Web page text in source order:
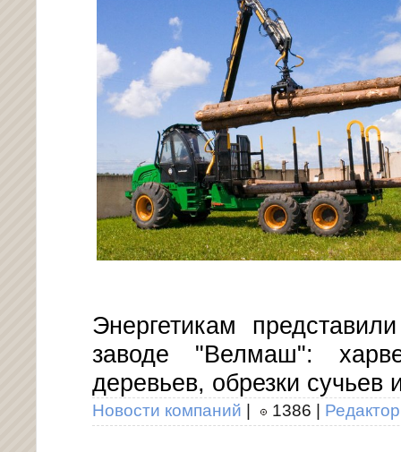
Энергетикам
заводе "Велмаш":
деревьев, обрезки сучьев
Новости компаний 1386 Редактор